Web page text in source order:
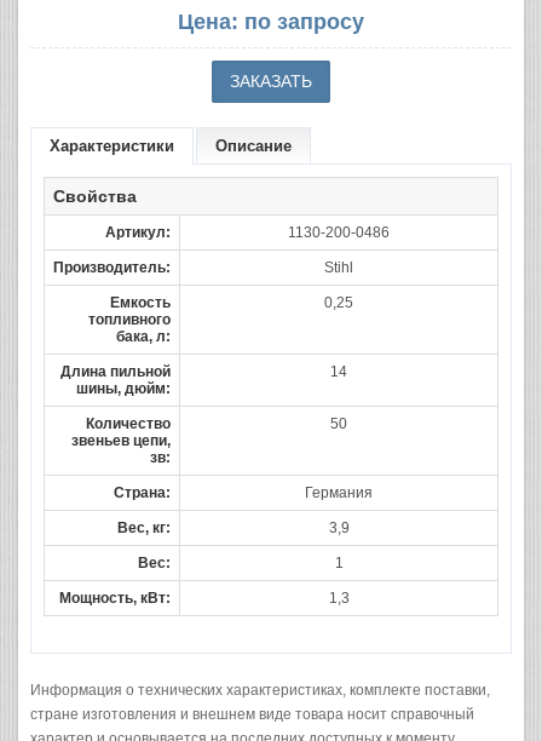
Цена: по запросу
Характеристики Описание
Свойства
Артикул: 1130-200-0486
Производитель: Stihl
Емкость
топливного
бака, л:
0,25
Длина пильной
шины, дюйм:
14
Количество
звеньев цепи,
зв:
50
Страна: Германия
Вес, кг: 3,9
Вес: 1
Мощность, кВт: 1,3
Информация о технических характеристиках, комплекте поставки,
стране изготовления и внешнем виде товара носит справочный